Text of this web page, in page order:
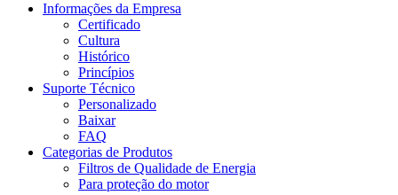
Informações da Empresa
Certificado
Cultura
Histórico
Princípios
Suporte Técnico
Personalizado
Baixar
FAQ
Categorias de Produtos
Filtros de Qualidade de Energia
Para proteção do motor